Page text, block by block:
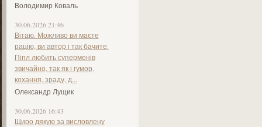
Володимир Коваль
30.06.2026 21:46
Вітаю. Можливо ви маєте
рацію, ви автор і так бачите.
Піпл любить суперменів
звичайно, так як і гумор,
кохання, зраду, д...
Олександр Лущик
30.06.2026 16:43
Щиро дякую за висловлену